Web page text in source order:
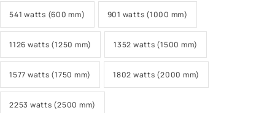
541 watts (600 mm) 901 watts (1000 mm)
1126 watts (1250 mm) 1352 watts (1500 mm)
1577 watts (1750 mm) 1802 watts (2000 mm)
2253 watts (2500 mm)